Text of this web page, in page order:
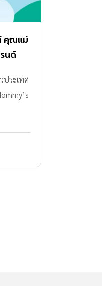
คุณแม่
นด์
ระเทศ